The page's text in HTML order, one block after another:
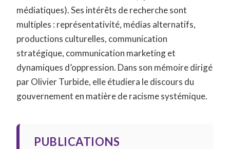
médiatiques). Ses intérêts de recherche sont
multiples : représentativité, médias alternatifs,
productions culturelles, communication
stratégique, communication marketing et
dynamiques d’oppression. Dans son mémoire dirigé
par Olivier Turbide, elle étudiera le discours du
gouvernement en matière de racisme systémique.
PUBLICATIONS